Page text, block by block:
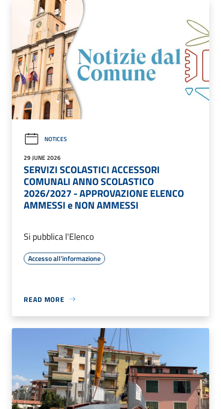
NOTICES
29 JUNE 2026
SERVIZI SCOLASTICI ACCESSORI
COMUNALI ANNO SCOLASTICO
2026/2027 - APPROVAZIONE ELENCO
AMMESSI e NON AMMESSI
Si pubblica l'Elenco
Accesso all'informazione
READ MORE